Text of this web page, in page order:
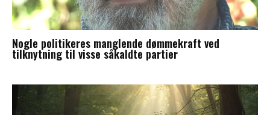
Nogle politikeres manglende dømmekraft ved
tilknytning til visse såkaldte partier